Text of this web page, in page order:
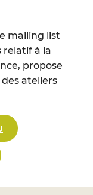
mailing list
à la
propose
ateliers